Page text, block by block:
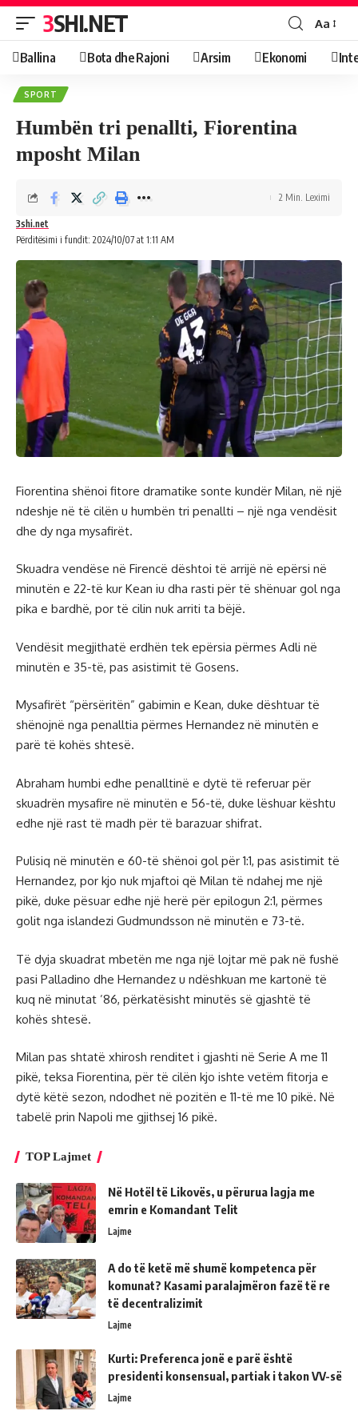
3SHI.NET Aa
Ballina Bota dhe Rajoni Arsim Ekonomi
SPORT
Humbën tri penallti, Fiorentina
mposht Milan
Përditësimi i fundit: 2024/10/07 at 1:11 AM
3shi.net
2 Min. Leximi
Fiorentina shënoi fitore dramatike sonte kundër Milan, në një
ndeshje në të cilën u humbën tri penallti – një nga vendësit
dhe dy nga mysafirët.
Skuadra vendëse në Firencë dështoi të arrijë në epërsi në
minutën e 22-të kur Kean iu dha rasti për të shënuar gol nga
pika e bardhë, por të cilin nuk arriti ta bëjë.
Vendësit megjithatë erdhën tek epërsia përmes Adli në
minutën e 35-të, pas asistimit të Gosens.
Mysafirët “përsëritën” gabimin e Kean, duke dështuar të
shënojnë nga penalltia përmes Hernandez në minutën e
parë të kohës shtesë.
Abraham humbi edhe penalltinë e dytë të referuar për
skuadrën mysafire në minutën e 56-të, duke lëshuar kështu
edhe një rast të madh për të barazuar shifrat.
Pulisiq në minutën e 60-të shënoi gol për 1:1, pas asistimit të
Hernandez, por kjo nuk mjaftoi që Milan të ndahej me një
pikë, duke pësuar edhe një herë për epilogun 2:1, përmes
golit nga islandezi Gudmundsson në minutën e 73-të.
Të dyja skuadrat mbetën me nga një lojtar më pak në fushë
pasi Palladino dhe Hernandez u ndëshkuan me kartonë të
kuq në minutat ’86, përkatësisht minutës së gjashtë të
kohës shtesë.
Milan pas shtatë xhirosh renditet i gjashti në Serie A me 11
pikë, teksa Fiorentina, për të cilën kjo ishte vetëm fitorja e
dytë këtë sezon, ndodhet në pozitën e 11-të me 10 pikë. Në
tabelë prin Napoli me gjithsej 16 pikë.
TOP Lajmet
Në Hotël të Likovës, u përurua lagja me
emrin e Komandant Telit
Lajme
A do të ketë më shumë kompetenca për
komunat? Kasami paralajmëron fazë të re
të decentralizimit
Lajme
Kurti: Preferenca jonë e parë është
presidenti konsensual, partiak i takon VV-së
Lajme